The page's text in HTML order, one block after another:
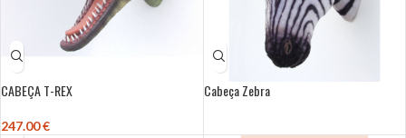
CABEÇA T-REX
247.00€
Cabeça Zebra